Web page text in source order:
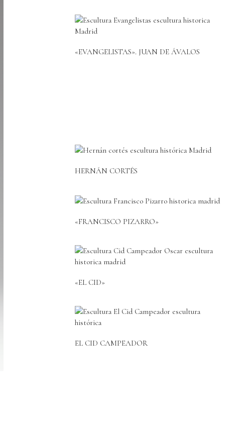
«EVANGELISTAS». JUAN DE ÁVALOS
HERNÁN CORTÉS
«FRANCISCO PIZARRO»
«EL CID»
EL CID CAMPEADOR